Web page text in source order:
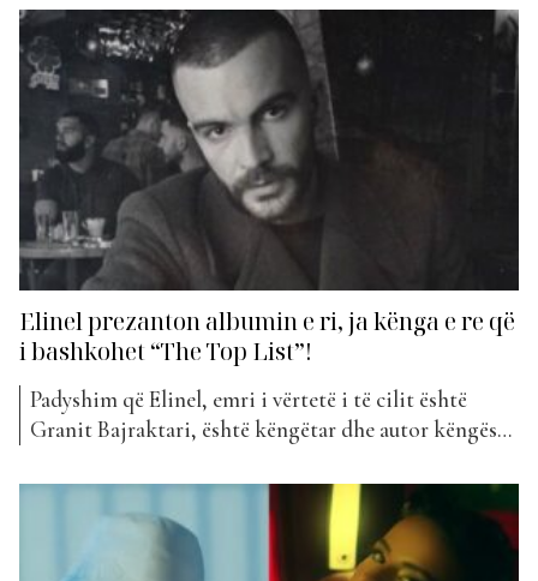
të publikimit dhe është pritur mjaft mirë nga fansat.
Ky bashkëpunim i këtyre dy reperëve kaq të
suksesshëm...
Elinel prezanton albumin e ri, ja kënga e re që
i bashkohet “The Top List”!
Padyshim që Elinel, emri i vërtetë i të cilit është
Granit Bajraktari, është këngëtar dhe autor këngësh
pavarërësisht se çfarë moshe kanë ata. Së fundmi,
artisti i njohur i rrymës rap, ka prezantuar albumin e
tij të ri të titulluar “Gur”. Ky...